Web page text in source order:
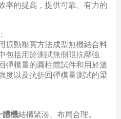
率的提高，提供可靠、有力的
動壓實方法成型無機結合料
包括用於測試無側限抗壓強
彈模量的圓柱體試件和用於溫
度以及抗折回彈模量測試的梁
體機結構緊湊、布局合理。